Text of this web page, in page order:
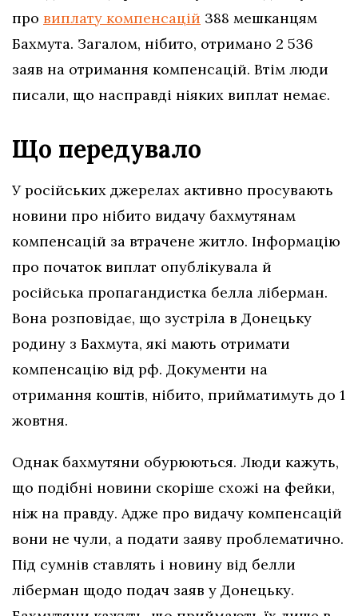
про виплату компенсацій 388 мешканцям
Бахмута. Загалом, нібито, отримано 2 536
заяв на отримання компенсацій. Втім люди
писали, що насправді ніяких виплат немає.
Що передувало
У російських джерелах активно просувають
новини про нібито видачу бахмутянам
компенсацій за втрачене житло. Інформацію
про початок виплат опублікувала й
російська пропагандистка белла ліберман.
Вона розповідає, що зустріла в Донецьку
родину з Бахмута, які мають отримати
компенсацію від рф. Документи на
отримання коштів, нібито, прийматимуть до 1
жовтня.
Однак бахмутяни обурюються. Люди кажуть,
що подібні новини скоріше схожі на фейки,
ніж на правду. Адже про видачу компенсацій
вони не чули, а подати заяву проблематично.
Під сумнів ставлять і новину від белли
ліберман щодо подач заяв у Донецьку.